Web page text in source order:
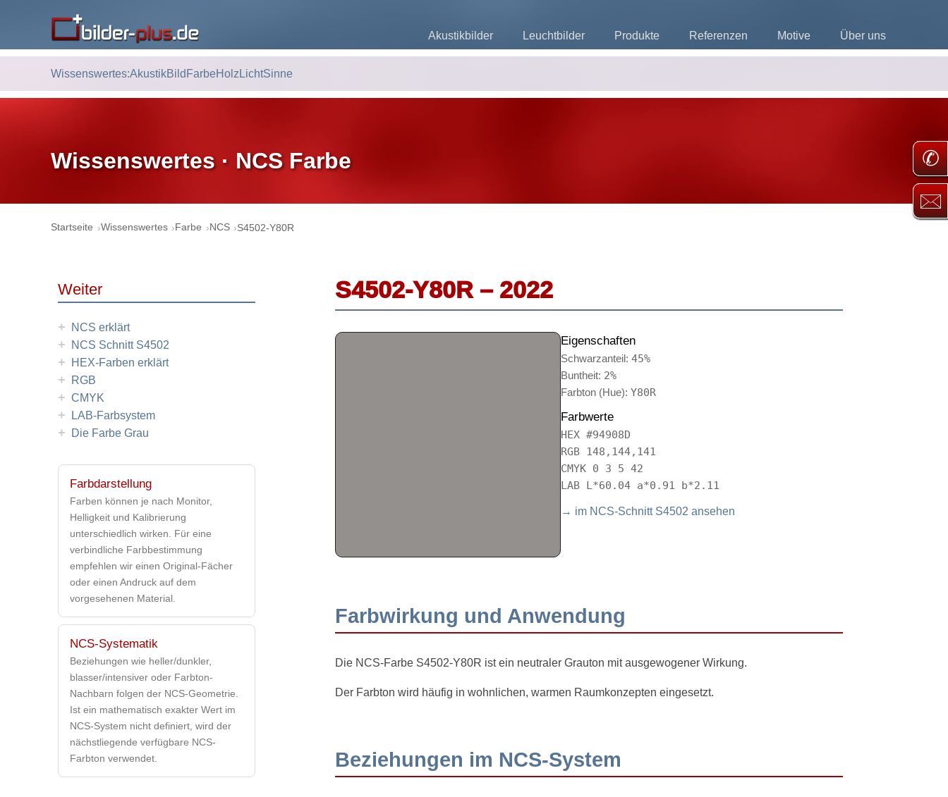
Akustikbilder Leuchtbilder Produkte Referenzen Motive Über uns
Wissenswertes:AkustikBild FarbeHolz LichtSinne
✆
🖂
Wissenswertes · NCS Farbe
Startseite Wissenswertes Farbe NCS S4502-Y80R
S4502-Y80R – 2022
Eigenschaften
Schwarzanteil:45%
Buntheit: 2%
Farbton (Hue):Y80R
Farbwerte
HEX #94908D
RGB 148,144,141
CMYK 0 3 5 42
LAB L*60.04 a*0.91 b*2.11
→ im NCS-Schnitt S4502 ansehen
Farbwirkung und Anwendung
Die NCS-Farbe S4502-Y80R ist ein neutraler Grauton mit ausgewogener Wirkung.
Der Farbton wird häufig in wohnlichen, warmen Raumkonzepten eingesetzt.
Beziehungen im NCS-System
Weiter
+ NCS erklärt
+ NCS Schnitt S4502
+ HEX-Farben erklärt
+ RGB
+ CMYK
+ LAB-Farbsystem
+ Die Farbe Grau
Farbdarstellung
Farben können je nach Monitor,
Helligkeit und Kalibrierung
unterschiedlich wirken. Für eine
verbindliche Farbbestimmung
empfehlen wir einen Original-Fächer
oder einen Andruck auf dem
vorgesehenen Material.
NCS-Systematik
Beziehungen wie heller/dunkler,
blasser/intensiver oder Farbton-
Nachbarn folgen der NCS-Geometrie.
Ist ein mathematisch exakter Wert im
NCS-System nicht definiert, wird der
nächstliegende verfügbare NCS-
Farbton verwendet.